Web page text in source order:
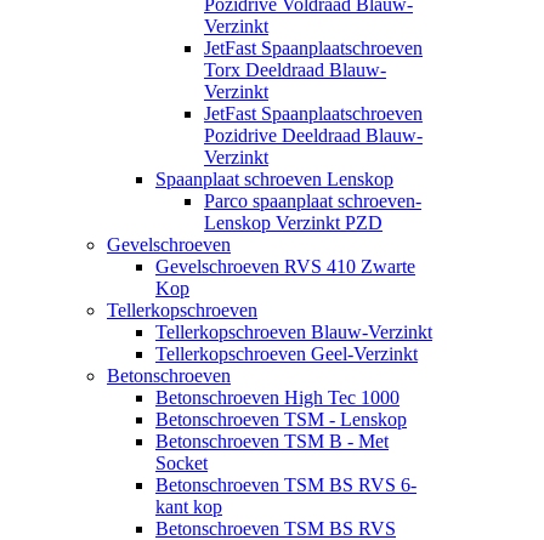
Verzinkt
JetFast Spaanplaatschroeven
Torx Deeldraad Blauw-
Verzinkt
JetFast Spaanplaatschroeven
Pozidrive Deeldraad Blauw-
Verzinkt
Spaanplaat schroeven Lenskop
Parco spaanplaat schroeven-
Lenskop Verzinkt PZD
Gevelschroeven
Gevelschroeven RVS 410 Zwarte
Kop
Tellerkopschroeven
Tellerkopschroeven Blauw-Verzinkt
Tellerkopschroeven Geel-Verzinkt
Betonschroeven
Betonschroeven High Tec 1000
Betonschroeven TSM - Lenskop
Betonschroeven TSM B - Met
Socket
Betonschroeven TSM BS RVS 6-
kant kop
Betonschroeven TSM BS RVS